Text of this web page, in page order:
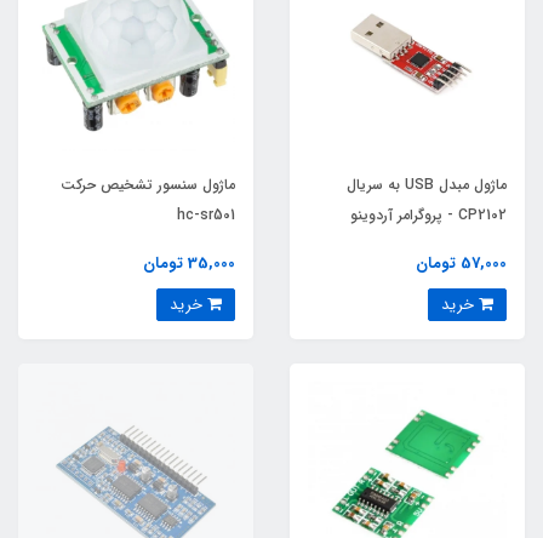
ماژول مبدل USB به سریال
CP2102 - پروگرامر آردوینو
57,000 تومان
ماژول سنسور تشخیص حرکت
hc-sr501
35,000 تومان